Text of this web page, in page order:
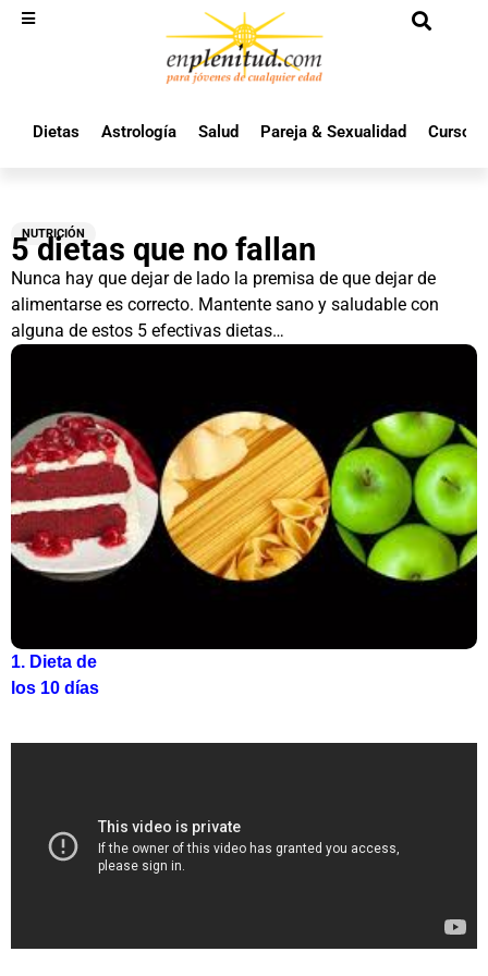
Dietas Astrología Salud Pareja & Sexualidad Cursos
NUTRICIÓN
5 dietas que no fallan
Nunca hay que dejar de lado la premisa de que dejar de
alimentarse es correcto. Mantente sano y saludable con
alguna de estos 5 efectivas dietas…
1. Dieta de
los 10 días